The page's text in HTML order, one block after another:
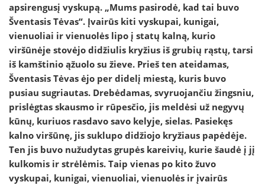
apsirengusį vyskupą. „Mums pasirodė, kad tai buvo
Šventasis Tėvas“. Įvairūs kiti vyskupai, kunigai,
vienuoliai ir vienuolės lipo į statų kalną, kurio
viršūnėje stovėjo didžiulis kryžius iš grubių rąstų, tarsi
iš kamštinio ąžuolo su žieve. Prieš ten ateidamas,
Šventasis Tėvas ėjo per didelį miestą, kuris buvo
pusiau sugriautas. Drebėdamas, svyruojančiu žingsniu,
prislėgtas skausmo ir rūpesčio, jis meldėsi už negyvų
kūnų, kuriuos rasdavo savo kelyje, sielas. Pasiekęs
kalno viršūnę, jis suklupo didžiojo kryžiaus papėdėje.
Ten jis buvo nužudytas grupės kareivių, kurie šaudė į jį
kulkomis ir strėlėmis. Taip vienas po kito žuvo
vyskupai, kunigai, vienuoliai, vienuolės ir įvairūs